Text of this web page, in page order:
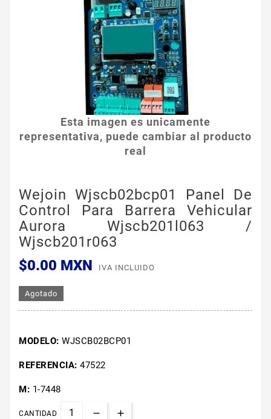
Esta imagen es unicamente
representativa, puede cambiar al producto
real
Wejoin Wjscb02bcp01 Panel De
Control Para Barrera Vehicular
Aurora Wjscb201l063 /
Wjscb201r063
$0.00 MXN
IVA INCLUIDO
Agotado
MODELO: WJSCB02BCP01
REFERENCIA: 47522
M: 1-7448
CANTIDAD